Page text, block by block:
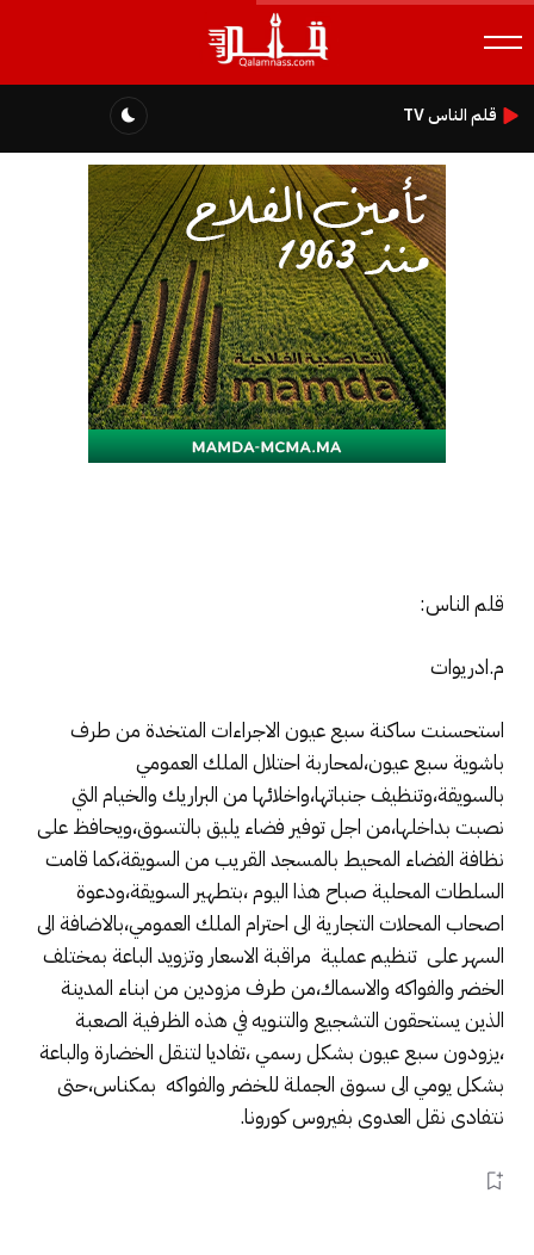
قلم الناس TV
قلم الناس:
م.ادريوات
استحسنت ساكنة سبع عيون الاجراءات المتخدة من طرف
باشوية سبع عيون،لمحاربة احتلال الملك العمومي
بالسويقة،وتنظيف جنباتها،واخلائها من البراريك والخيام التي
نصبت بداخلها،من اجل توفير فضاء يليق بالتسوق،ويحافظ على
نظافة الفضاء المحيط بالمسجد القريب من السويقة،كما قامت
السلطات المحلية صباح هذا اليوم ،بتطهير السويقة،ودعوة
اصحاب المحلات التجارية الى احترام الملك العمومي،بالاضافة الى
السهر على تنظيم عملية مراقبة الاسعار وتزويد الباعة بمختلف
الخضر والفواكه والاسماك،من طرف مزودين من ابناء المدينة
الذين يستحقون التشجيع والتنويه في هذه الظرفية الصعبة
،يزودون سبع عيون بشكل رسمي ،تفاديا لتنقل الخضارة والباعة
بشكل يومي الى ىسوق الجملة للخضر والفواكه بمكناس،حتى
نتفادى نقل العدوى بفيروس كورونا.